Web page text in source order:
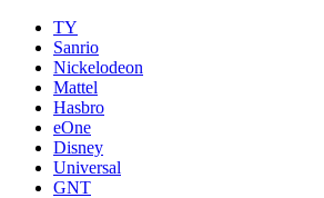
TY
Sanrio
Nickelodeon
Mattel
Hasbro
eOne
Disney
Universal
GNT